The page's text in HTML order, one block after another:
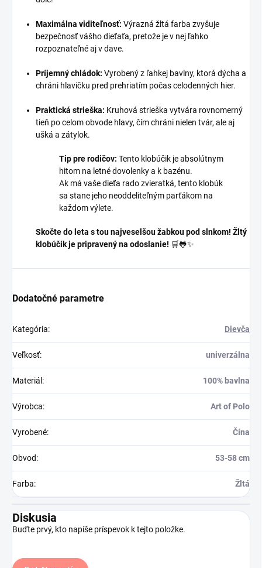
Maximálna viditeľnosť: Výrazná žltá farba zvyšuje
bezpečnosť vášho dieťaťa, pretože je v nej ľahko
rozpoznateľné aj v dave.
Príjemný chládok: Vyrobený z ľahkej bavlny, ktorá dýcha a
chráni hlavičku pred prehriatím počas celodenných hier.
Praktická strieška: Kruhová strieška vytvára rovnomerný
tieň po celom obvode hlavy, čím chráni nielen tvár, ale aj
ušká a zátylok.
Tip pre rodičov: Tento klobúčik je absolútnym
hitom na letné dovolenky a k bazénu.
Ak má vaše dieťa rado zvieratká, tento klobúk
sa stane jeho neoddeliteľným parťákom na
každom výlete.
Skočte do leta s tou najveselšou žabkou pod slnkom! Žltý
klobúčik je pripravený na odoslanie! 🛒🐸✨
Dodatočné parametre
Kategória: Dievča
Veľkosť: univerzálna
Materiál : 100% bavlna
Výrobca: Art of Polo
Vyrobené: Čína
Obvod: 53-58 cm
Farba: Žltá
Diskusia
Buďte prvý, kto napíše príspevok k tejto položke.